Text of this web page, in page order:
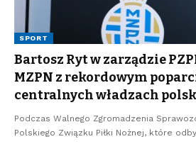
SPORT
Bartosz Ryt w zarządzie
MZPN z rekordowym
centralnych władzach
Podczas Walnego Zgromadzenia
Polskiego Związku Piłki Nożnej, które